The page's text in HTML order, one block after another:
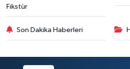
Fikstür
Son Dakika Haberleri